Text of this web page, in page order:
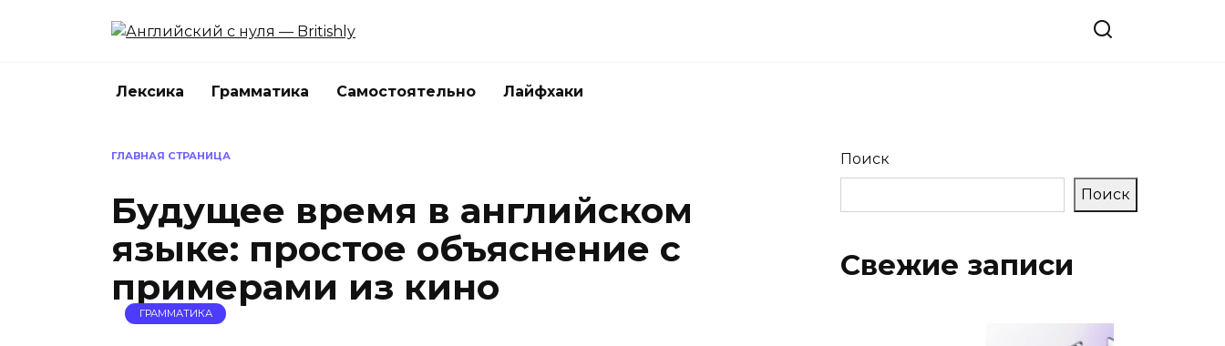
Лексика Грамматика Самостоятельно Лайфхаки
ГЛАВНАЯ СТРАНИЦА
Будущее время в английском
языке: простое объяснение с
примерами из кино
ГРАММАТИКА
Поиск
Поиск
Свежие записи